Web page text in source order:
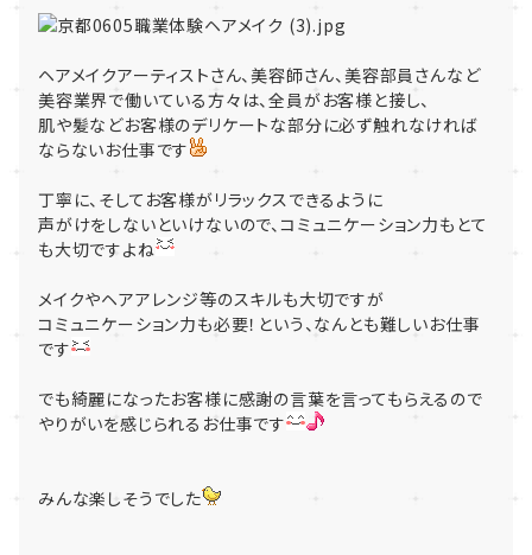
ヘアメイクアーティストさん、美容師さん、美容部員さんなど
美容業界で働いている方々は、全員がお客様と接し、
肌や髪などお客様のデリケートな部分に必ず触れなければ
ならないお仕事です
丁寧に、そしてお客様がリラックスできるように
声がけをしないといけないので、コミュニケーション力もとて
も大切ですよね
メイクやヘアアレンジ等のスキルも大切ですが
コミュニケーション力も必要！という、なんとも難しいお仕事
です
でも綺麗になったお客様に感謝の言葉を言ってもらえるので
やりがいを感じられるお仕事です
みんな楽しそうでした